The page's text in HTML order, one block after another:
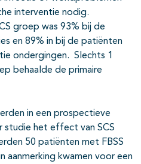
interventie nodig.
groep was 93% bij de
en 89% in bij de patiënten
ondergingen. Slechts 1
behaalde de primaire
in een prospectieve
studie het effect van SCS
50 patiënten met FBSS
aanmerking kwamen voor een